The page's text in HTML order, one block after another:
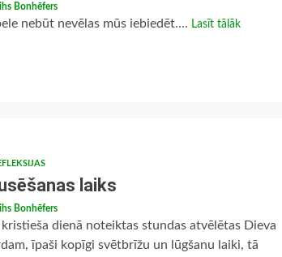
Bonhēfers
nebūt nevēlas mūs iebiedēt.... Lasīt tālāk
laiks
Bonhēfers
kristieša dienā noteiktas stundas atvēlētas Dieva
īpaši kopīgi svētbrīžu un lūgšanu laiki, tā